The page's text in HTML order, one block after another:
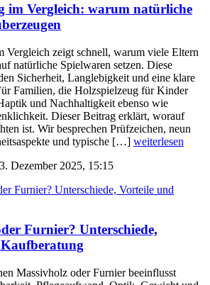
im Vergleich: warum natürliche
Vergleich zeigt schnell, warum viele Eltern
natürliche Spielwaren setzen. Diese
Sicherheit, Langlebigkeit und eine klare
Familien, die Holzspielzeug für Kinder
und Nachhaltigkeit ebenso wie
Dieser Beitrag erklärt, worauf
ist. Wir besprechen Prüfzeichen, neun
und typische […] weiterlesen
3. Dezember 2025, 15:15
Furnier? Unterschiede,
Massivholz oder Furnier beeinflusst